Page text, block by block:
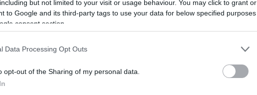
but not limited to your visit or usage behaviour. You may click to grant or
to Google and its third-party tags to use your data for below specified purposes
consent section.
Data Processing Opt Outs
opt-out of the Sharing of my personal data.
Saison wieder aufzunehmen und obwohl es
gibt, so rückt das Final Four im Mai in
COO Edward Scott vor kurzemauf
Zeitpunkt fast unmöglich erscheint, ist –
kann. Nur so kann das aktuelle